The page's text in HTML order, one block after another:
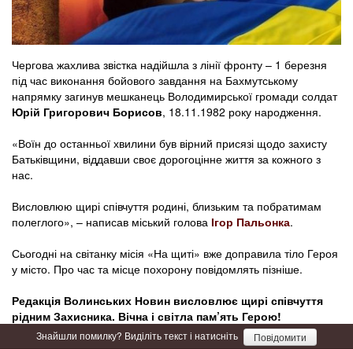
Чергова жахлива звістка надійшла з лінії фронту – 1 березня
під час виконання бойового завдання на Бахмутському
напрямку загинув мешканець Володимирської громади солдат
Юрій Григорович Борисов, 18.11.1982 року народження.
«Воїн до останньої хвилини був вірний присязі щодо захисту
Батьківщини, віддавши своє дорогоцінне життя за кожного з
нас.
Висловлюю щирі співчуття родині, близьким та побратимам
полеглого», – написав міський голова Ігор Пальонка.
Сьогодні на світанку місія «На щиті» вже доправила тіло Героя
у місто. Про час та місце похорону повідомлять пізніше.
Редакція Волинських Новин висловлює щирі співчуття
рідним Захисника. Вічна і світла пам’ять Герою!
Знайшли помилку? Виділіть текст і натисніть Повідомити